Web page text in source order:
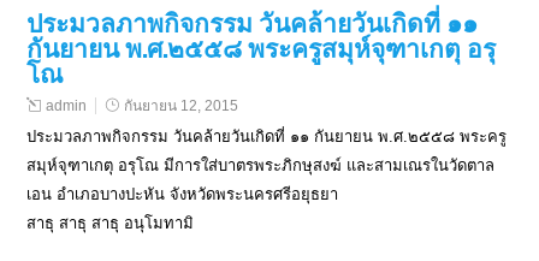
ประมวลภาพกิจกรรม วันคล้ายวันเกิดที่ ๑๑
กันยายน พ.ศ.๒๕๕๘ พระครูสมุห์จุฑาเกตุ อรุ
โณ
admin กันยายน 12, 2015
ประมวลภาพกิจกรรม วันคล้ายวันเกิดที่ ๑๑ กันยายน พ.ศ.๒๕๕๘ พระครู
สมุห์จุฑาเกตุ อรุโณ มีการใส่บาตรพระภิกษุสงฆ์ และสามเณรในวัดตาล
เอน อำเภอบางปะหัน จังหวัดพระนครศรีอยุธยา
สาธุ สาธุ สาธุ อนุโมทามิ